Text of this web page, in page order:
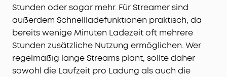
Stunden oder sogar mehr. Für Streamer sind
außerdem Schnellladefunktionen praktisch, da
bereits wenige Minuten Ladezeit oft mehrere
Stunden zusätzliche Nutzung ermöglichen. Wer
regelmäßig lange Streams plant, sollte daher
sowohl die Laufzeit pro Ladung als auch die